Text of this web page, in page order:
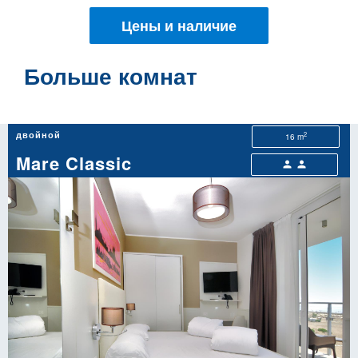
Цены и наличие
Больше комнат
двойной
Mare Classic
16 m2
person person